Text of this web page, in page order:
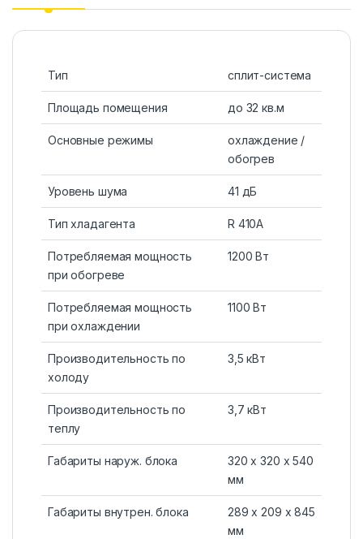
Тип сплит-система
Площадь помещения до 32 кв.м
Основные режимы
охлаждение /
обогрев
Уровень шума 41 дБ
Тип хладагента R 410A
Потребляемая мощность
при обогреве
1200 Вт
Потребляемая мощность
при охлаждении
1100 Вт
Производительность по
холоду
3,5 кВт
Производительность по
теплу
3,7 кВт
Габариты наруж. блока
320 x 320 x 540
мм
Габариты внутрен. блока
289 x 209 x 845
мм